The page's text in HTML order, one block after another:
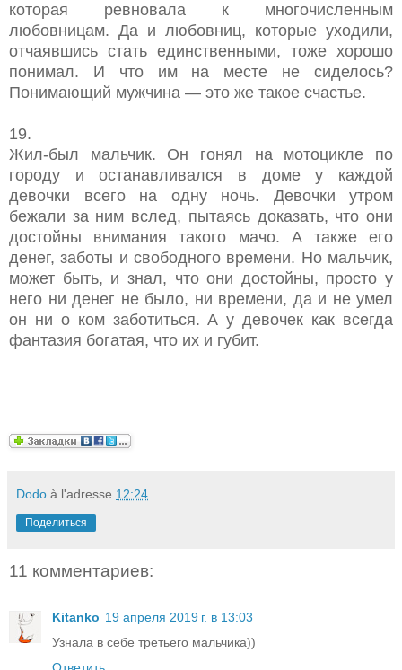
которая ревновала к многочисленным
любовницам. Да и любовниц, которые уходили,
отчаявшись стать единственными, тоже хорошо
понимал. И что им на месте не сиделось?
Понимающий мужчина — это же такое счастье.
19.
Жил-был мальчик. Он гонял на мотоцикле по
городу и останавливался в доме у каждой
девочки всего на одну ночь. Девочки утром
бежали за ним вслед, пытаясь доказать, что они
достойны внимания такого мачо. А также его
денег, заботы и свободного времени. Но мальчик,
может быть, и знал, что они достойны, просто у
него ни денег не было, ни времени, да и не умел
он ни о ком заботиться. А у девочек как всегда
фантазия богатая, что их и губит.
Dodo à l'adresse 12:24
Поделиться
11 комментариев:
Kitanko 19 апреля 2019 г. в 13:03
Узнала в себе третьего мальчика))